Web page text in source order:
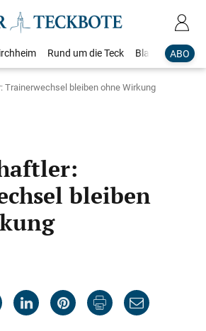
ABO
Rund um die Teck Blaulicht
bleiben ohne Wirkung
bleiben